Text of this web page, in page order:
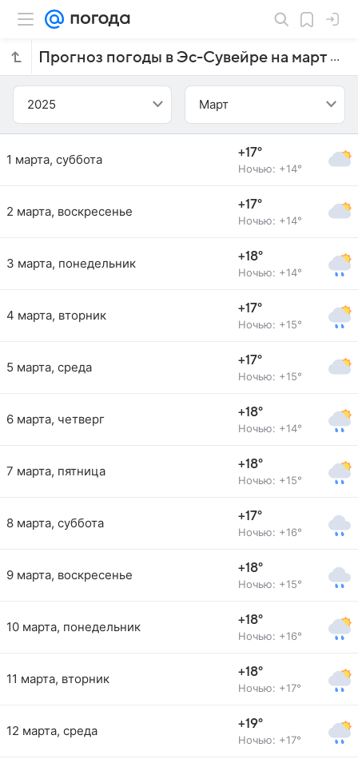
Прогноз погоды в Эс-Сувейре на март 2025 года
2025 Март
1 марта, суббота +17°
Ночью: +14°
2 марта, воскресенье +17°
Ночью: +14°
3 марта, понедельник +18°
Ночью: +14°
4 марта, вторник +17°
Ночью: +15°
5 марта, среда +17°
Ночью: +15°
6 марта, четверг +18°
Ночью: +14°
7 марта, пятница +18°
Ночью: +15°
8 марта, суббота +17°
Ночью: +16°
9 марта, воскресенье +18°
Ночью: +15°
10 марта, понедельник +18°
Ночью: +16°
11 марта, вторник +18°
Ночью: +17°
12 марта, среда +19°
Ночью: +17°